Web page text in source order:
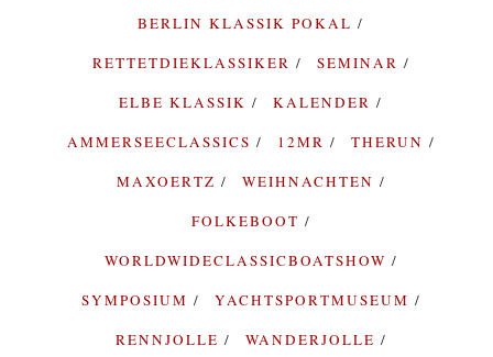
BERLIN KLASSIK POKAL
RETTETDIEKLASSIKER
SEMINAR
ELBE KLASSIK
KALENDER
AMMERSEECLASSICS
12MR
THERUN
MAXOERTZ
WEIHNACHTEN
FOLKEBOOT
WORLDWIDECLASSICBOATSHOW
SYMPOSIUM
YACHTSPORTMUSEUM
RENNJOLLE
WANDERJOLLE